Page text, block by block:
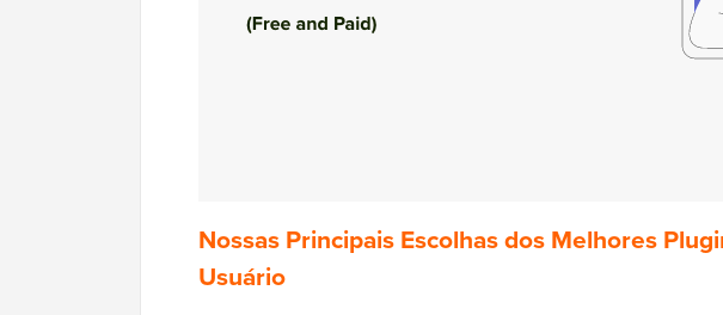
Nossas Principais Escolhas dos Melhores
Usuário